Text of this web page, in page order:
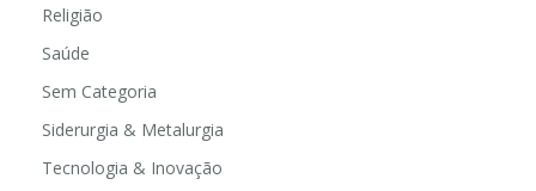
Religião
Saúde
Sem Categoria
Siderurgia & Metalurgia
Tecnologia & Inovação